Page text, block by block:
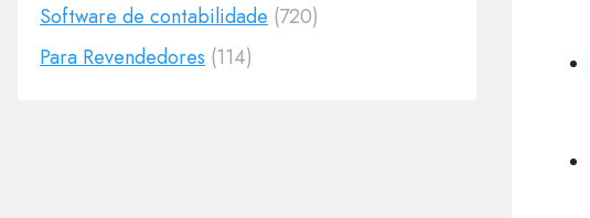
Software de contabilidade (720)
Para Revendedores (114)